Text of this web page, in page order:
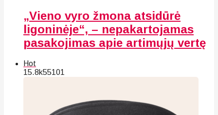
„Vieno vyro žmona atsidūrė
ligoninėje“, – nepakartojamas
pasakojimas apie artimųjų vertę
Hot
15.8k55101